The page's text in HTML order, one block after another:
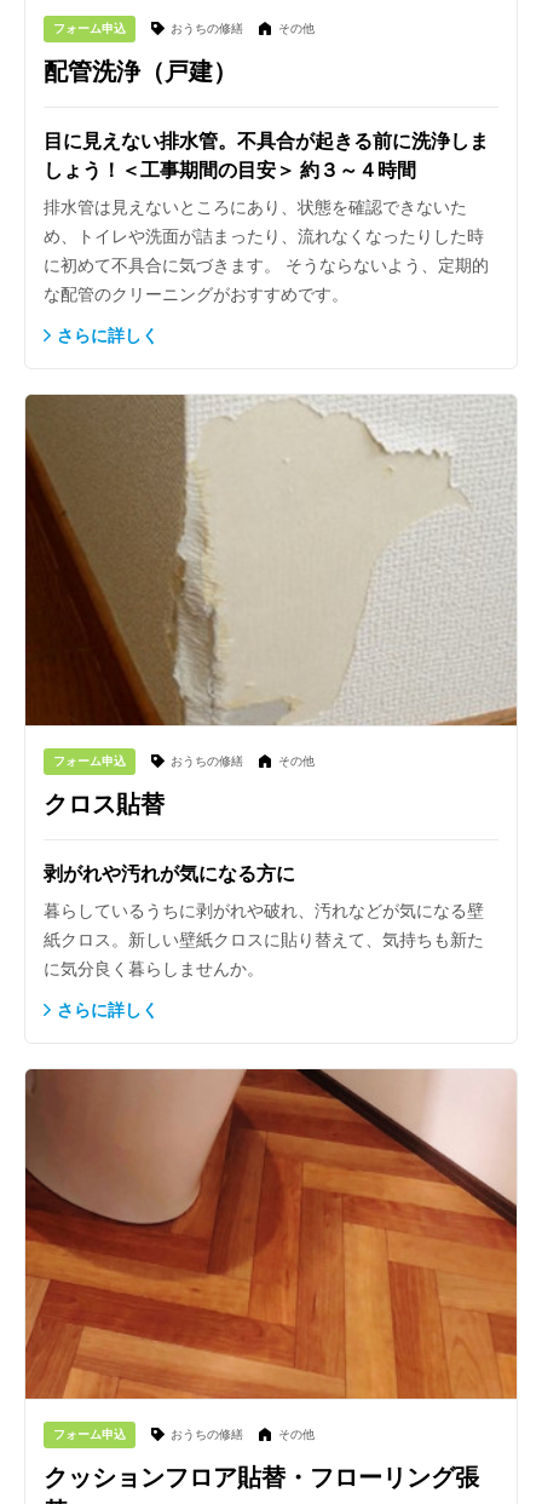
フォーム申込 おうちの修繕 その他
配管洗浄（戸建）
目に見えない排水管。不具合が起きる前に洗浄しま
しょう！＜工事期間の目安＞ 約３～４時間
排水管は見えないところにあり、状態を確認できないた
め、トイレや洗面が詰まったり、流れなくなったりした時
に初めて不具合に気づきます。 そうならないよう、定期的
な配管のクリーニングがおすすめです。
さらに詳しく
フォーム申込 おうちの修繕 その他
クロス貼替
剥がれや汚れが気になる方に
暮らしているうちに剥がれや破れ、汚れなどが気になる壁
紙クロス。新しい壁紙クロスに貼り替えて、気持ちも新た
に気分良く暮らしませんか。
さらに詳しく
フォーム申込 おうちの修繕 その他
クッションフロア貼替・フローリング張